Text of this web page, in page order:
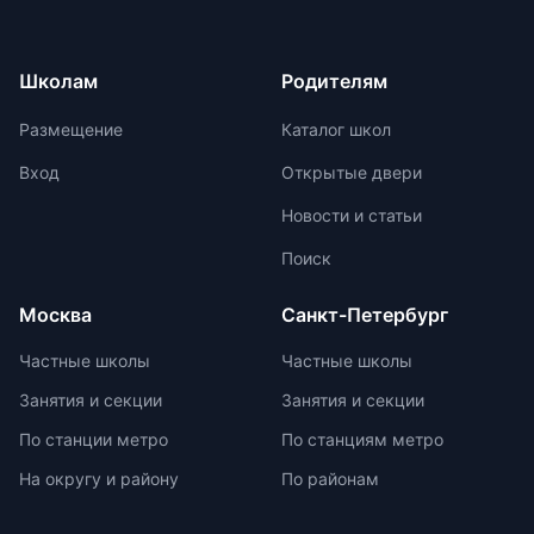
учеников. Отсутствие страха перед
оценке помогают детям развивать
свои навыки и интересы.
олимпиадах. Путь к
начинается с национальных
соревнований, включая школьные,
тренировочные сборы,
интенсивные занятия, практикумы,
индивидуальные консультации.
Участие в международных
новый опыт, пройти серьезную
Школам
Размещение
Вход
Родителям
Каталог школ
Открытые двери
Новости и статьи
Поиск
Москва
Частные школы
Занятия и секции
По станции метро
На округу и району
Санкт-Петербург
Частные школы
Занятия и секции
По станциям метро
По районам